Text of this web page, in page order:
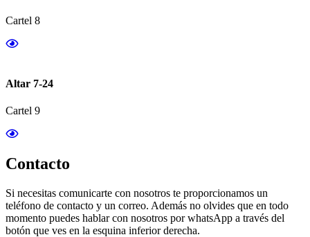
Cartel 8
Altar 7-24
Cartel 9
Contacto
Si necesitas comunicarte con nosotros te proporcionamos un
teléfono de contacto y un correo. Además no olvides que en todo
momento puedes hablar con nosotros por whatsApp a través del
botón que ves en la esquina inferior derecha.